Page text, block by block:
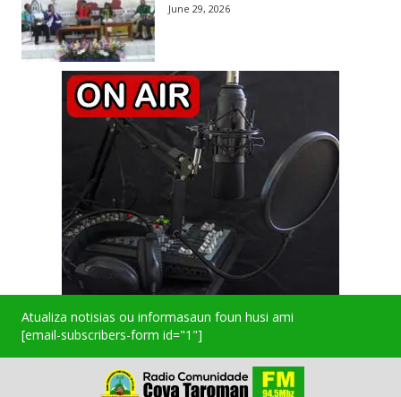
June 29, 2026
Atualiza notisias ou informasaun foun husi ami
[email-subscribers-form id="1"]